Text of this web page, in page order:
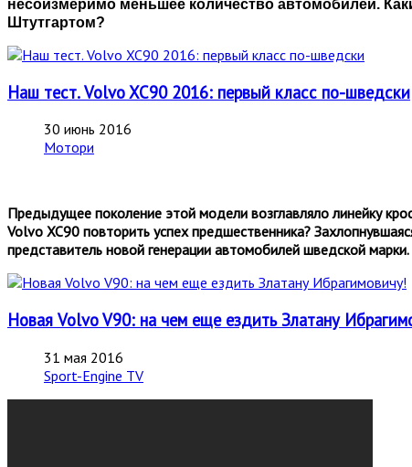
несоизмеримо меньшее количество автомобилей.
Штутгартом?
Наш тест. Volvo XC90 2016: первый класс по-шведски
30 июнь 2016
Мотори
Предыдущее поколение этой модели возглавляло линейку
Volvo XC90 повторить успех предшественника?
представитель новой генерации автомобилей шведской марки.
Новая Volvo V90: на чем еще ездить Златану
31 мая 2016
Sport-Engine TV